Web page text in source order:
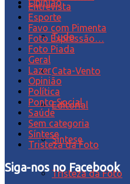
Opinião
Tudo
Cata-Vento
Editorial
Síntese
Tristeza da Foto
Entrevista
Esporte
Favo com Pimenta
Foto Expressão…
Foto Piada
Geral
Lazer
Opinião
Política
Ponto Social
Saúde
Sem categoria
Síntese
Tristeza da Foto
Siga-nos no Facebook